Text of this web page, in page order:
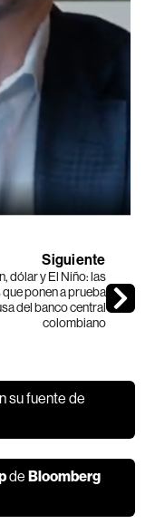
Siguiente
dólar y El Niño: las
ponen a prueba
del banco central
colombiano
su fuente de
deBloomberg